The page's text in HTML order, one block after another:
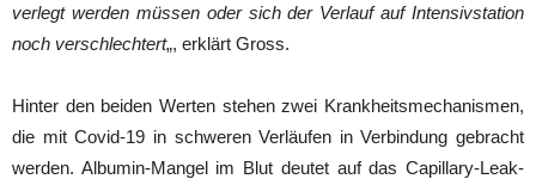
verlegt werden müssen oder sich der Verlauf auf Intensivstation
noch verschlechtert„, erklärt Gross.
Hinter den beiden Werten stehen zwei Krankheitsmechanismen,
die mit Covid-19 in schweren Verläufen in Verbindung gebracht
werden. Albumin-Mangel im Blut deutet auf das Capillary-Leak-